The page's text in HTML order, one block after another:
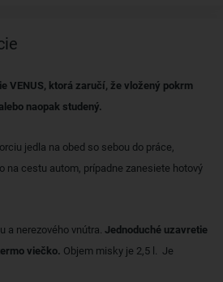
VENUS, ktorá zaručí, že vložený pokrm
naopak studený.
jedla na obed so sebou do práce,
na cestu autom, prípadne zanesiete hotový
a nerezového vnútra. Jednoduché uzavretie
viečko. Objem misky je 2,5 l. Je